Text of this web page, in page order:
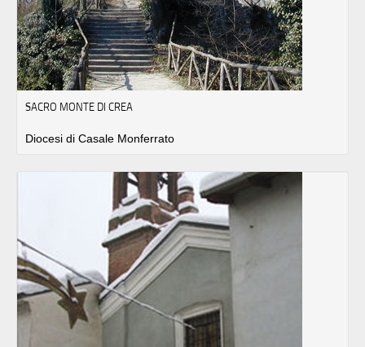
SACRO MONTE DI CREA
Diocesi di Casale Monferrato